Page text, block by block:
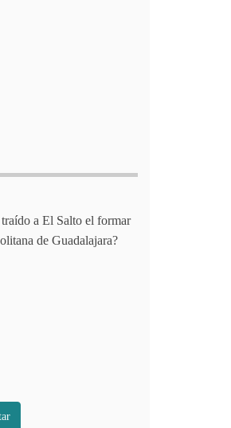
a El Salto el formar
de Guadalajara?